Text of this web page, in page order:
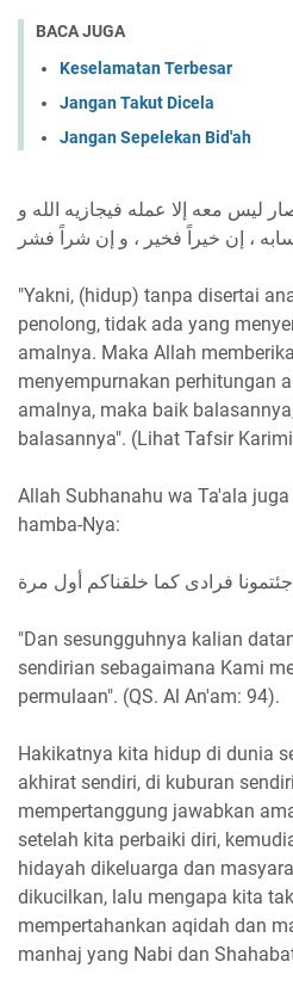
BACA JUGA
Keselamatan Terbesar
Jangan Takut Dicela
Jangan Sepelekan Bid'ah
ليس معه إلا عمله فيجازيه الله و
"Yakni, (hidup) tanpa disertai
penolong, tidak ada yang
amalnya. Maka Allah
menyempurnakan perhitungan
amalnya, maka baik
balasannya". (Lihat Tafsir
Allah Subhanahu wa Ta'ala
hamba-Nya:
فرادى كما خلقناكم أول مرة
"Dan sesungguhnya kalian
sendirian sebagaimana Kami
permulaan". (QS. Al An'am: 94).
Hakikatnya kita hidup di dunia
akhirat sendiri, di kuburan
mempertanggung jawabkan
setelah kita perbaiki diri,
hidayah dikeluarga dan
dikucilkan, lalu mengapa kita
mempertahankan aqidah dan
manhaj yang Nabi dan